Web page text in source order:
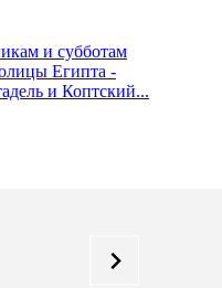
и субботам
Египта -
и Коптский...